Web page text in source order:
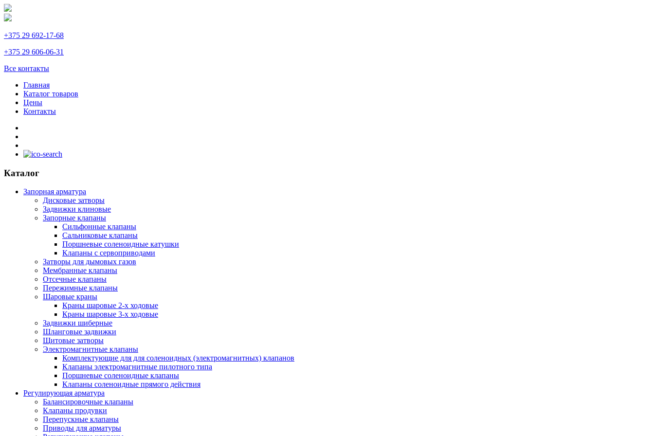
+375 29 692-17-68
+375 29 606-06-31
Все контакты
Главная
Каталог товаров
Цены
Контакты
Каталог
Запорная арматура
Дисковые затворы
Задвижки клиновые
Запорные клапаны
Сильфонные клапаны
Сальниковые клапаны
Поршневые соленоидные катушки
Клапаны с сервоприводами
Затворы для дымовых газов
Мембранные клапаны
Отсечные клапаны
Пережимные клапаны
Шаровые краны
Краны шаровые 2-х ходовые
Краны шаровые 3-х ходовые
Задвижки шиберные
Шланговые задвижки
Щитовые затворы
Электромагнитные клапаны
Комплектующие для для соленоидных (электромагнитных) клапанов
Клапаны электромагнитные пилотного типа
Поршневые соленоидные клапаны
Клапаны соленоидные прямого действия
Регулирующая арматура
Балансировочные клапаны
Клапаны продувки
Перепускные клапаны
Приводы для арматуры